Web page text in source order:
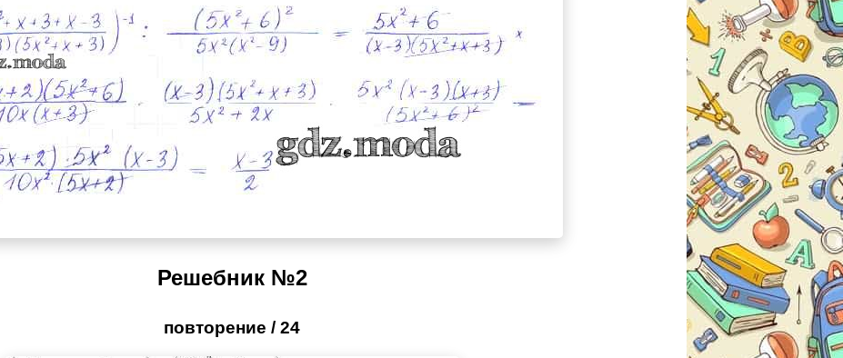
Решебник №2
повторение / 24